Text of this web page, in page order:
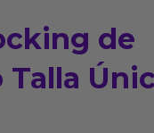
de
Talla